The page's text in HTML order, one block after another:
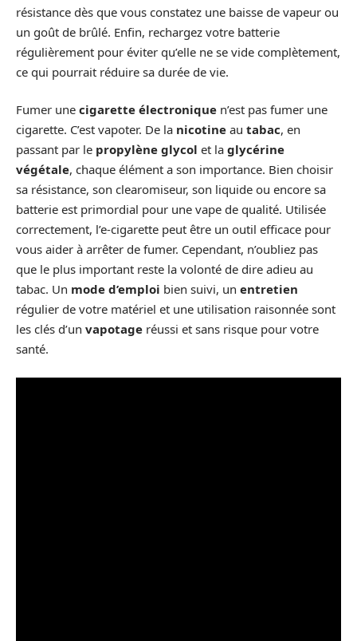
résistance dès que vous constatez une baisse de vapeur ou
un goût de brûlé. Enfin, rechargez votre batterie
régulièrement pour éviter qu’elle ne se vide complètement,
ce qui pourrait réduire sa durée de vie.
Fumer une cigarette électronique n’est pas fumer une
cigarette. C’est vapoter. De la nicotine au tabac, en
passant par le propylène glycol et la glycérine
végétale, chaque élément a son importance. Bien choisir
sa résistance, son clearomiseur, son liquide ou encore sa
batterie est primordial pour une vape de qualité. Utilisée
correctement, l’e-cigarette peut être un outil efficace pour
vous aider à arrêter de fumer. Cependant, n’oubliez pas
que le plus important reste la volonté de dire adieu au
tabac. Un mode d’emploi bien suivi, un entretien
régulier de votre matériel et une utilisation raisonnée sont
les clés d’un vapotage réussi et sans risque pour votre
santé.